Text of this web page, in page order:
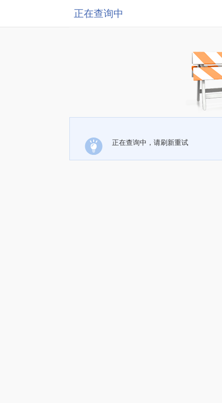
正在查询中
正在查询中，请刷新重试